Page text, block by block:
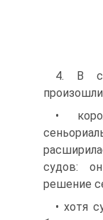
4. В
•
судов:
решение
• хотя